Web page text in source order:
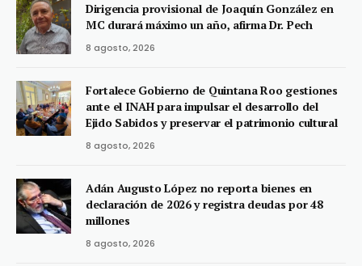
Dirigencia provisional de Joaquín González en
MC durará máximo un año, afirma Dr. Pech
8 agosto, 2026
Fortalece Gobierno de Quintana Roo gestiones
ante el INAH para impulsar el desarrollo del
Ejido Sabidos y preservar el patrimonio cultural
8 agosto, 2026
Adán Augusto López no reporta bienes en
declaración de 2026 y registra deudas por 48
millones
8 agosto, 2026